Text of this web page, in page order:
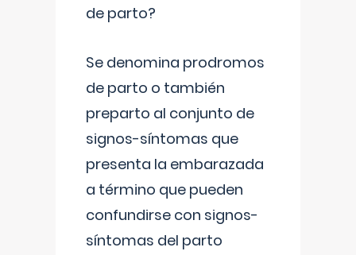
de parto?
Se denomina prodromos
de parto o también
preparto al conjunto de
signos-síntomas que
presenta la embarazada
a término que pueden
confundirse con signos-
síntomas del parto